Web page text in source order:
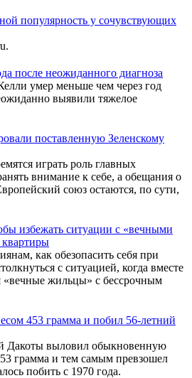
популярность у сочувствующих
после неожиданного диагноза
умер меньше чем через год
выявили тяжелое
поставленную Зеленскому
играть роль главных
внимание к себе, а обещания о
союз остаются, по сути,
избежать ситуации с «вечными
как обезопасить себя при
с ситуацией, когда вместе
«вечные жильцы» с бессрочным
453 грамма и побил 56-летний
выловил обыкновенную
грамма и тем самым превзошел
побить с 1970 года.